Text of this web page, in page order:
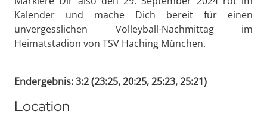
Kalender und mache Dich bereit für einen
unvergesslichen Volleyball-Nachmittag im
Heimatstadion von TSV Haching München.
Endergebnis: 3:2 (23:25, 20:25, 25:23, 25:21)
Location